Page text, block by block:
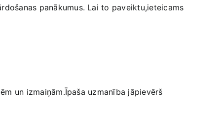
panākumus. Lai to paveiktu,ieteicams
un izmaiņām.Īpaša uzmanība jāpievērš